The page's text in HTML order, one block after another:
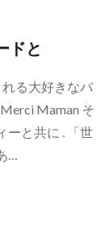
ドと
る大好きなバ
Maman そ
ーと共に . 「世
…